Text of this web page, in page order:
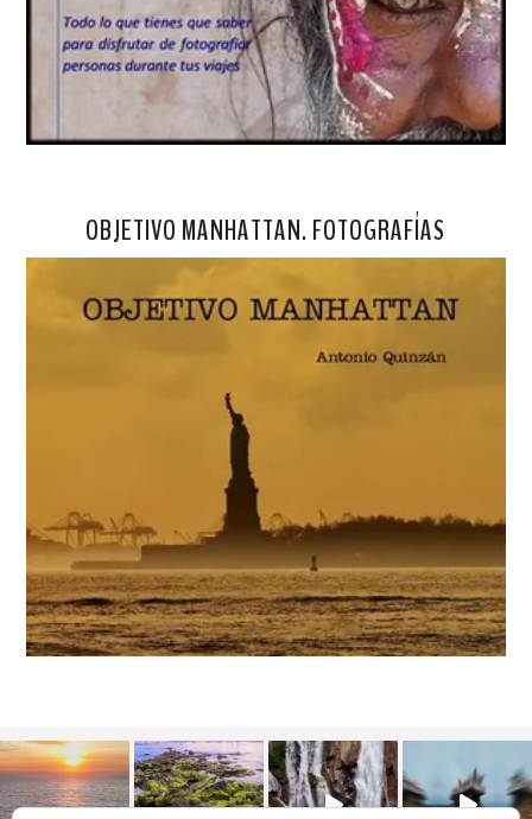
OBJETIVO MANHATTAN. FOTOGRAFÍAS